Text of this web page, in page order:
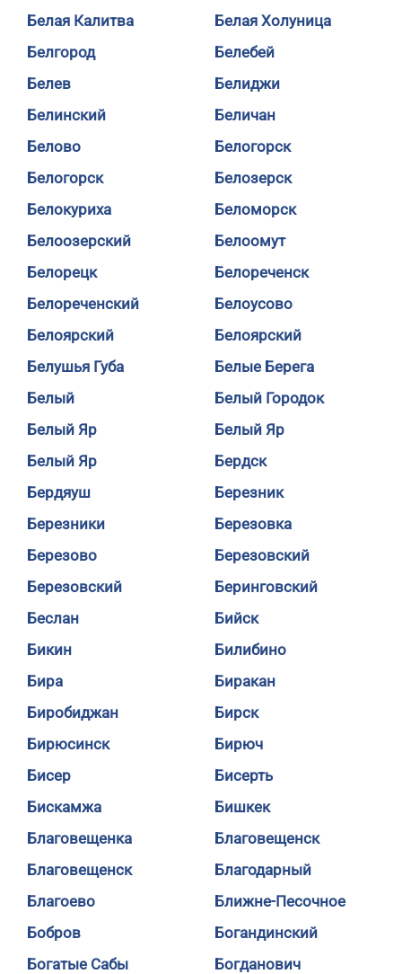
Белая Калитва
Белая Холуница
Белгород
Белебей
Белев
Белиджи
Белинский
Беличан
Белово
Белогорск
Белогорск
Белозерск
Белокуриха
Беломорск
Белоозерский
Белоомут
Белорецк
Белореченск
Белореченский
Белоусово
Белоярский
Белоярский
Белушья Губа
Белые Берега
Белый
Белый Городок
Белый Яр
Белый Яр
Белый Яр
Бердск
Бердяуш
Березник
Березники
Березовка
Березово
Березовский
Березовский
Беринговский
Беслан
Бийск
Бикин
Билибино
Бира
Биракан
Биробиджан
Бирск
Бирюсинск
Бирюч
Бисер
Бисерть
Бискамжа
Бишкек
Благовещенка
Благовещенск
Благовещенск
Благодарный
Благоево
Ближне-Песочное
Бобров
Богандинский
Богатые Сабы
Богданович